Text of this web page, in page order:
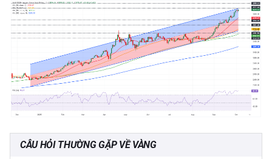
CÂU HỎI THƯỜNG GẶP VỀ VÀNG